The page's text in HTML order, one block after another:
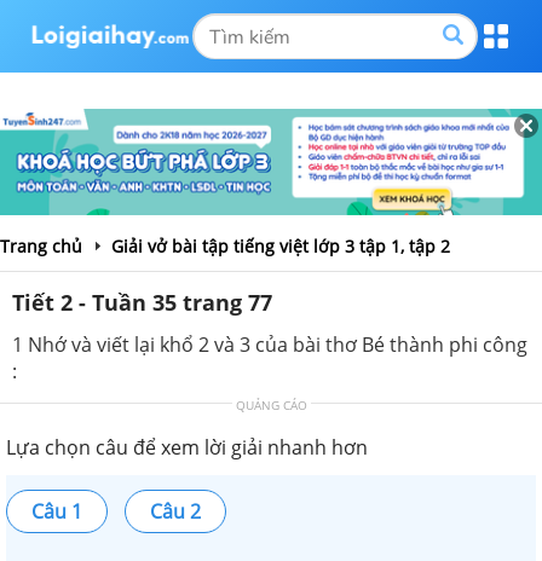
Trang chủ Giải vở bài tập tiếng việt lớp 3 tập 1, tập 2
Tiết 2 - Tuần 35 trang 77
1 Nhớ và viết lại khổ 2 và 3 của bài thơ Bé thành phi công
:
QUẢNG CÁO
Lựa chọn câu để xem lời giải nhanh hơn
Câu 1 Câu 2